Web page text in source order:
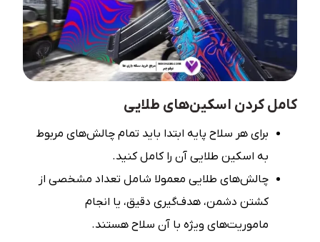
کامل کردن اسکین‌های طلایی
برای هر سلاح پایه ابتدا باید تمام چالش‌های مربوط
به اسکین طلایی آن را کامل کنید.
چالش‌های طلایی معمولا شامل تعداد مشخصی از
کشتن دشمن، هدف‌گیری دقیق، یا انجام
ماموریت‌های ویژه با آن سلاح هستند.